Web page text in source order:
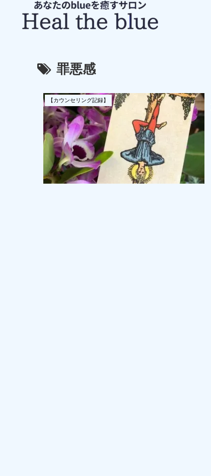
罪悪感
【カウンセリング記録】